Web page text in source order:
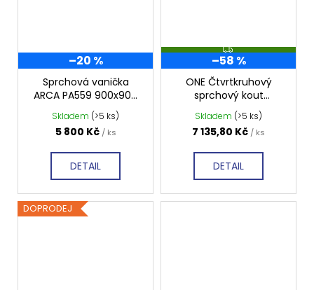
–20 %
Sprchová vanička
ARCA PA559 900x900
mm, profilovaná
Skladem (>5 ks)
5 800 Kč / ks
DETAIL
Z
D
A
R
M
A
–58 %
ONE Čtvrtkruhový
sprchový kout
900x900 mm, čiré sklo,
GO5890
Skladem (>5 ks)
7 135,80 Kč / ks
DETAIL
DOPRODEJ